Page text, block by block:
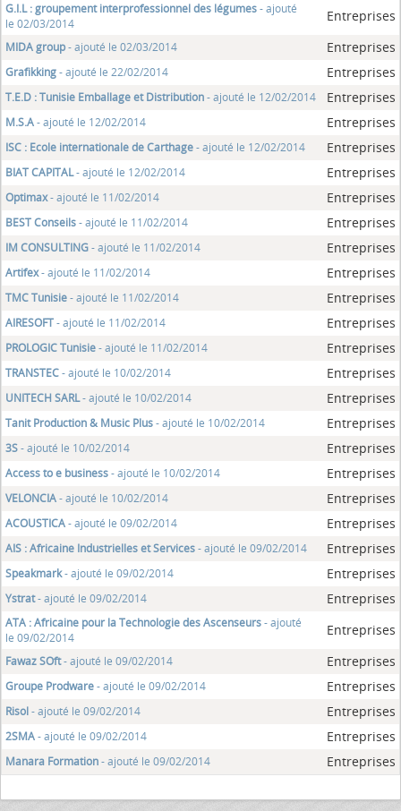
G.I.L : groupement interprofessionnel des légumes- ajouté
le 02/03/2014
Entreprises
MIDA group- ajouté le 02/03/2014 Entreprises
Grafikking- ajouté le 22/02/2014 Entreprises
T.E.D : Tunisie Emballage et Distribution- ajouté le 12/02/2014 Entreprises
M.S.A- ajouté le 12/02/2014 Entreprises
ISC : Ecole internationale de Carthage- ajouté le 12/02/2014 Entreprises
BIAT CAPITAL- ajouté le 12/02/2014 Entreprises
Optimax- ajouté le 11/02/2014 Entreprises
BEST Conseils- ajouté le 11/02/2014 Entreprises
IM CONSULTING- ajouté le 11/02/2014 Entreprises
Artifex- ajouté le 11/02/2014 Entreprises
TMC Tunisie- ajouté le 11/02/2014 Entreprises
AIRESOFT- ajouté le 11/02/2014 Entreprises
PROLOGIC Tunisie- ajouté le 11/02/2014 Entreprises
TRANSTEC- ajouté le 10/02/2014 Entreprises
UNITECH SARL- ajouté le 10/02/2014 Entreprises
Tanit Production & Music Plus- ajouté le 10/02/2014 Entreprises
3S- ajouté le 10/02/2014 Entreprises
Access to e business- ajouté le 10/02/2014 Entreprises
VELONCIA- ajouté le 10/02/2014 Entreprises
ACOUSTICA- ajouté le 09/02/2014 Entreprises
AIS : Africaine Industrielles et Services- ajouté le 09/02/2014 Entreprises
Speakmark- ajouté le 09/02/2014 Entreprises
Ystrat- ajouté le 09/02/2014 Entreprises
ATA : Africaine pour la Technologie des Ascenseurs- ajouté
le 09/02/2014
Entreprises
Fawaz SOft- ajouté le 09/02/2014 Entreprises
Groupe Prodware- ajouté le 09/02/2014 Entreprises
Risol- ajouté le 09/02/2014 Entreprises
2SMA- ajouté le 09/02/2014 Entreprises
Manara Formation- ajouté le 09/02/2014 Entreprises